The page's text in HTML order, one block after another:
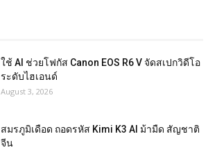
ใช้ AI ช่วยโฟกัส Canon EOS R6 V จัดสเปกวิดีโอ
ระดับไฮเอนด์
August 3, 2026
สมรภูมิเดือด ถอดรหัส Kimi K3 AI ม้ามืด สัญชาติ
จีน